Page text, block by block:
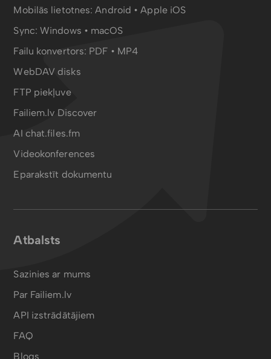
Mobilās lietotnes:Android •Apple iOS
Sync:Windows • macOS
Failu konvertors: PDF • MP4
WebDAV disks
FTP piekļuve
Failiem.lv Discover
AI chat.files.fm
Videokonferences
Eparakstīt dokumentu
Atbalsts
Sazinies ar mums
Par Failiem.lv
API izstrādātājiem
FAQ
Blogs